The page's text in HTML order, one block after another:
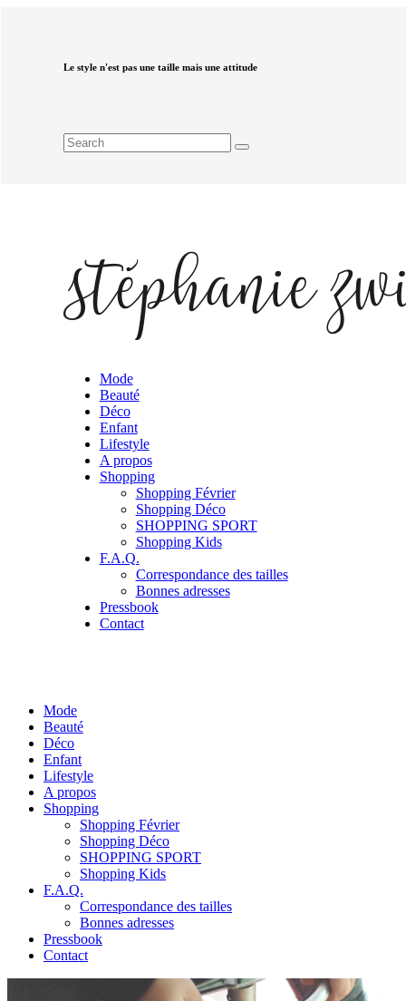
Le style n'est pas une taille mais une attitude
Mode
Beauté
Déco
Enfant
Lifestyle
A propos
Shopping
Shopping Février
Shopping Déco
SHOPPING SPORT
Shopping Kids
F.A.Q.
Correspondance des tailles
Bonnes adresses
Pressbook
Contact
Mode
Beauté
Déco
Enfant
Lifestyle
A propos
Shopping
Shopping Février
Shopping Déco
SHOPPING SPORT
Shopping Kids
F.A.Q.
Correspondance des tailles
Bonnes adresses
Pressbook
Contact